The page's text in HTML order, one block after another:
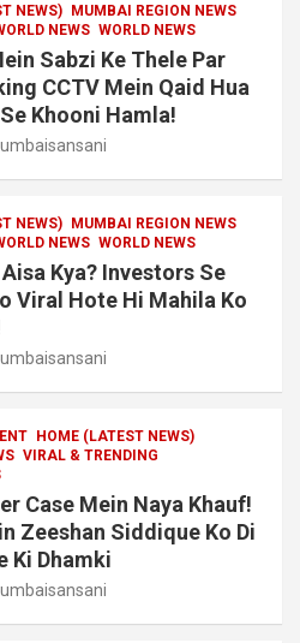
NEWS) MUMBAI REGION NEWS
NEWS WORLD NEWS
Sabzi Ke Thele Par
CCTV Mein Qaid Hua
Khooni Hamla!
NEWS) MUMBAI REGION NEWS
NEWS WORLD NEWS
Kya? Investors Se
Viral Hote Hi Mahila Ko
HOME (LATEST NEWS)
VIRAL & TRENDING
Case Mein Naya Khauf!
Zeeshan Siddique Ko Di
Ki Dhamki